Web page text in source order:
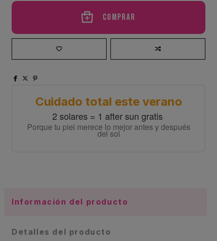
Comprar
Cuidado total este verano
2 solares = 1 after sun gratis
Porque tu piel merece lo mejor antes y después
del sol
Información del producto
Detalles del producto